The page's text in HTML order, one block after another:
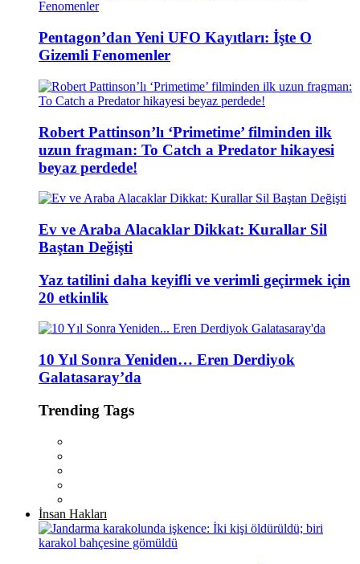
Pentagon’dan Yeni UFO Kayıtları: İşte O
Gizemli Fenomenler
Robert Pattinson’lı ‘Primetime’ filminden ilk
uzun fragman: To Catch a Predator hikayesi
beyaz perdede!
Ev ve Araba Alacaklar Dikkat: Kurallar Sil
Baştan Değişti
Yaz tatilini daha keyifli ve verimli geçirmek için
20 etkinlik
10 Yıl Sonra Yeniden… Eren Derdiyok
Galatasaray’da
Trending Tags
İnsan Hakları